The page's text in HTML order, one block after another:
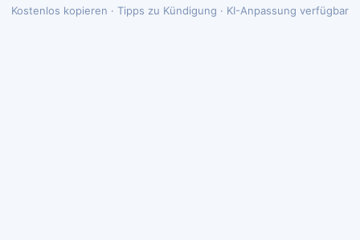
Kostenlos kopieren · Tipps zu Kündigung · KI-Anpassung verfügbar